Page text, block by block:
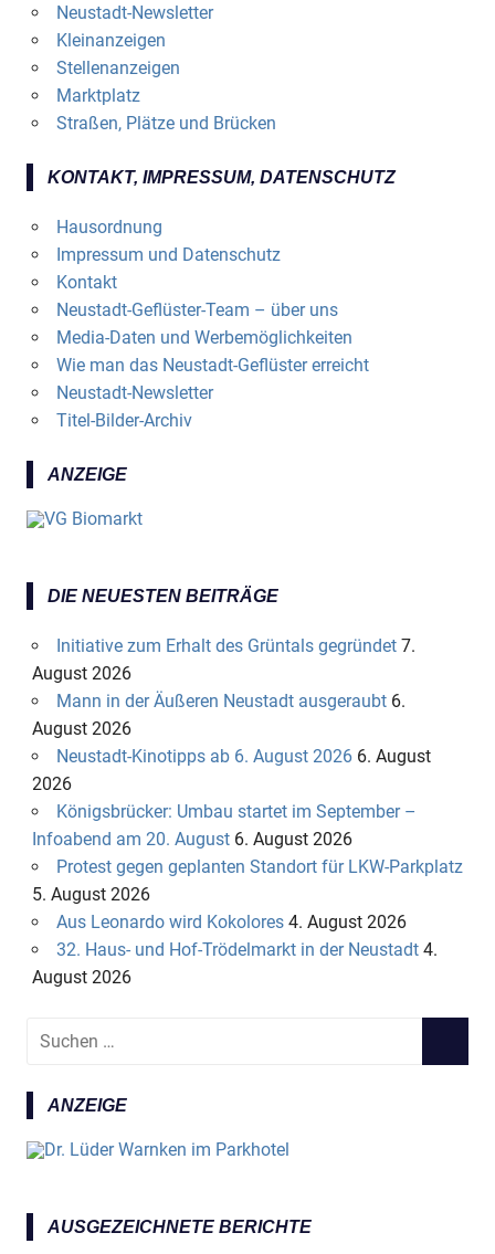
Neustadt-Newsletter
Kleinanzeigen
Stellenanzeigen
Marktplatz
Straßen, Plätze und Brücken
KONTAKT, IMPRESSUM, DATENSCHUTZ
Hausordnung
Impressum und Datenschutz
Kontakt
Neustadt-Geflüster-Team – über uns
Media-Daten und Werbemöglichkeiten
Wie man das Neustadt-Geflüster erreicht
Neustadt-Newsletter
Titel-Bilder-Archiv
ANZEIGE
DIE NEUESTEN BEITRÄGE
Initiative zum Erhalt des Grüntals gegründet 7.
August 2026
Mann in der Äußeren Neustadt ausgeraubt 6.
August 2026
Neustadt-Kinotipps ab 6. August 2026 6. August
2026
Königsbrücker: Umbau startet im September –
Infoabend am 20. August 6. August 2026
Protest gegen geplanten Standort für LKW-Parkplatz
5. August 2026
Aus Leonardo wird Kokolores 4. August 2026
32. Haus- und Hof-Trödelmarkt in der Neustadt 4.
August 2026
e
ANZEIGE
AUSGEZEICHNETE BERICHTE